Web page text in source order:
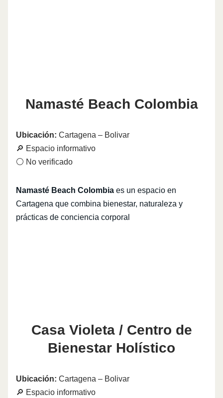
Namasté Beach Colombia
Ubicación: Cartagena – Bolivar
🔎 Espacio informativo
⚪ No verificado
Namasté Beach Colombia es un espacio en
Cartagena que combina bienestar, naturaleza y
prácticas de conciencia corporal
Casa Violeta / Centro de
Bienestar Holístico
Ubicación: Cartagena – Bolivar
🔎 Espacio informativo